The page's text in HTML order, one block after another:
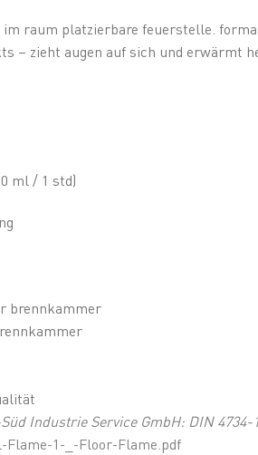
im raum platzierbare feuerstelle.
– zieht augen auf sich und erwärmt
ml / 1 std)
brennkammer
Industrie Service GmbH: DIN
Flame-1-_-Floor-Flame.pdf